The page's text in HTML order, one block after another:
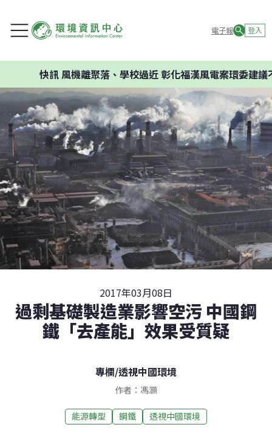
電子報 登入
風機離聚落、學校過近 彰化福漢風電案環委建議不應開
2017年03月08日
過剩基礎製造業影響空污 中國鋼
鐵「去產能」效果受質疑
專欄/透視中國環境
作者：馮灝
能源轉型 鋼鐵 透視中國環境